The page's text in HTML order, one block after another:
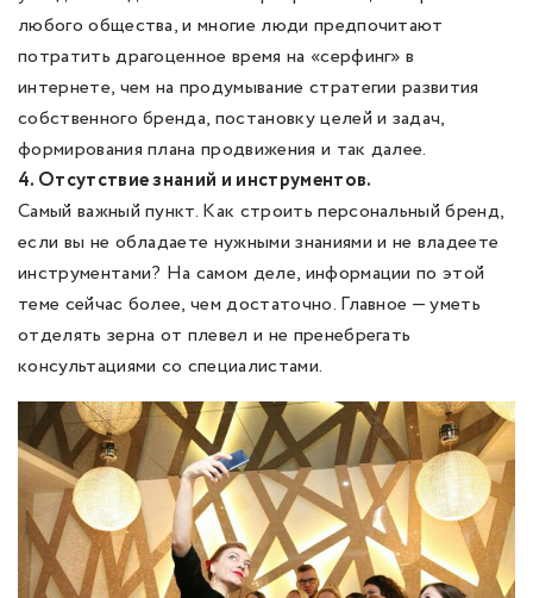
любого общества, и многие люди предпочитают
потратить драгоценное время на «серфинг» в
интернете, чем на продумывание стратегии развития
собственного бренда, постановку целей и задач,
формирования плана продвижения и так далее.
4. Отсутствие знаний и инструментов.
Самый важный пункт. Как строить персональный бренд,
если вы не обладаете нужными знаниями и не владеете
инструментами? На самом деле, информации по этой
теме сейчас более, чем достаточно. Главное — уметь
отделять зерна от плевел и не пренебрегать
консультациями со специалистами.